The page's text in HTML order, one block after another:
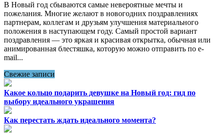
В Новый год сбываются самые невероятные мечты и
пожелания. Многие желают в новогодних поздравлениях
партнерам, коллегам и друзьям улучшения материального
положения в наступающем году. Самый простой вариант
поздравления — это яркая и красивая открытка, обычная или
анимированная блестяшка, которую можно отправить по e-
mail...
Свежие записи
Какое кольцо подарить девушке на Новый год: гид по
выбору идеального украшения
Как перестать ждать идеального момента?